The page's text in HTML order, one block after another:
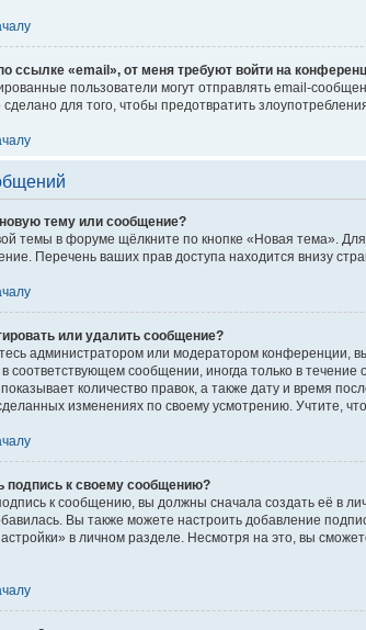
ссылке «email», от меня требуют войти на
пользователи могут отправлять email-
для того, чтобы предотвратить
тему или сообщение?
темы в форуме щёлкните по кнопке «Новая тема».
Перечень ваших прав доступа находится внизу
или удалить сообщение?
администратором или модератором конференции,
в соответствующем сообщении, иногда только в
количество правок, а также дату и время
изменениях по своему усмотрению. Учтите,
подпись к своему сообщению?
к сообщению, вы должны сначала создать её в
Вы также можете настроить добавление
в личном разделе. Несмотря на это, вы